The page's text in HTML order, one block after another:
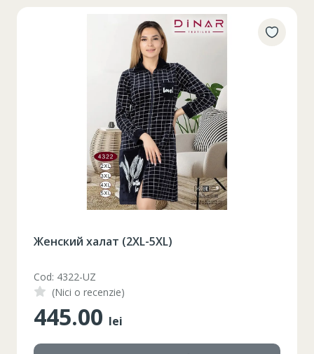
Женский халат (2XL-5XL)
Cod: 4322-UZ
(Nici o recenzie)
445.00 lei